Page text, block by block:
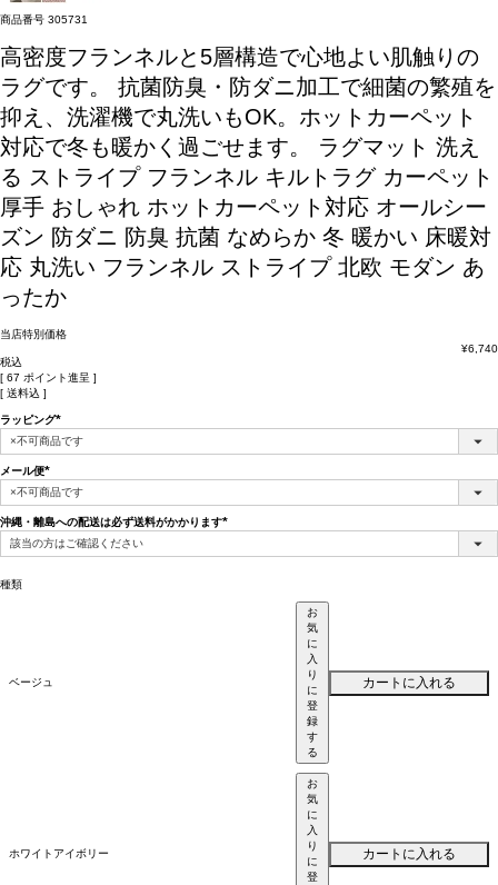
商品番号 305731
高密度フランネルと5層構造で心地よい肌触りの
ラグです。 抗菌防臭・防ダニ加工で細菌の繁殖を
抑え、洗濯機で丸洗いもOK。ホットカーペット
対応で冬も暖かく過ごせます。
ラグマット 洗え
る ストライプ フランネル キルトラグ カーペット
厚手 おしゃれ ホットカーペット対応 オールシー
ズン 防ダニ 防臭 抗菌 なめらか 冬 暖かい 床暖対
応 丸洗い フランネル ストライプ 北欧 モダン あ
ったか
当店特別価格
¥6,740
税込
[ 67 ポイント進呈 ]
送料込
ラッピング
(必
須)
メール便
(必
須)
沖縄・離島への配送は必ず送料がかかります
須)
種類
ベージュ
お
気
に
入
り
に
登
録
す
る
カートに入れる
ホワイトアイボリー
お
気
に
入
り
に
登
カートに入れる